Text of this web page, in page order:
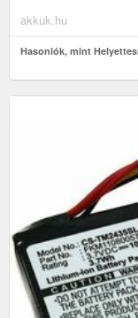
akkuk.hu
Hasonlók, mint